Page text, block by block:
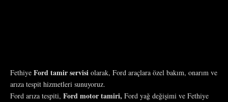
Fethiye Ford tamir servisi olarak, Ford araçlara özel bakım, onarım ve
arıza tespit hizmetleri sunuyoruz.
Ford arıza tespiti, Ford motor tamiri, Ford yağ değişimi ve Fethiye